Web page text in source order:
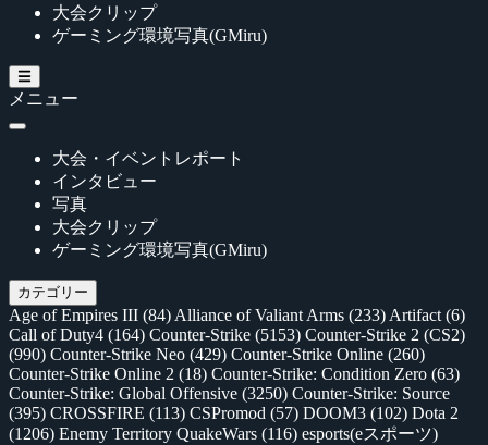
大会クリップ
ゲーミング環境写真(GMiru)
メニュー
大会・イベントレポート
インタビュー
写真
大会クリップ
ゲーミング環境写真(GMiru)
カテゴリー
Age of Empires III (84) Alliance of Valiant Arms (233) Artifact (6)
Call of Duty4 (164) Counter-Strike (5153) Counter-Strike 2 (CS2)
(990) Counter-Strike Neo (429) Counter-Strike Online (260)
Counter-Strike Online 2 (18) Counter-Strike: Condition Zero (63)
Counter-Strike: Global Offensive (3250) Counter-Strike: Source
(395) CROSSFIRE (113) CSPromod (57) DOOM3 (102) Dota 2
(1206) Enemy Territory QuakeWars (116) esports(eスポーツ)